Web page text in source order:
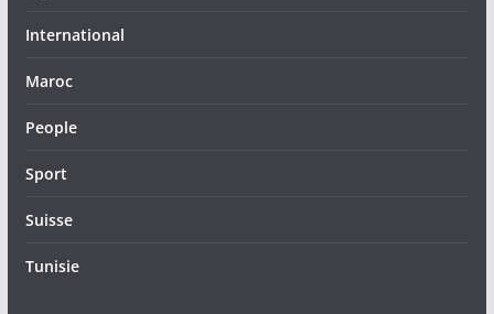
International
Maroc
People
Sport
Suisse
Tunisie